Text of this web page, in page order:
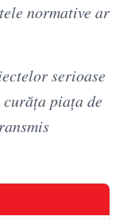
normative ar
serioase
piața de